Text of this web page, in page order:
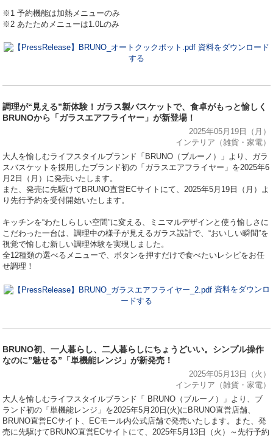
※1 予約機能は加熱メニューのみ
※2 あたためメニューは1.0Lのみ
資料をダウンロード
する
調理が“見える”新体験！ガラス製バスケットで、食卓がもっと愉しく
BRUNOから「ガラスエアフライヤー」が新登場！
2025年05月19日（月）
インテリア（雑貨・家電）
⼤⼈を愉しむライフスタイルブランド「BRUNO（ブルーノ）」より、ガラ
スバスケットを採用したブランド初の「ガラスエアフライヤー」を2025年6
月2日（月）に発売いたします。
また、発売に先駆けてBRUNO直営ECサイトにて、2025年5月19日（月）よ
り先⾏予約を受付開始いたします。
キッチンを“わたしらしい空間”に変える、ミニマルデザインと使う愉しさに
こだわった一台は、調理中の様子が見えるガラス設計で、“おいしい瞬間”を
視覚で愉しむ新しい調理体験を実現しました。
全12種類の選べるメニューで、ボタンを押すだけで食べたいレシピをお任
せ調理！
資料をダウンロ
ードする
BRUNO初、一人暮らし、二人暮らしにちょうどいい。シンプル操作
なのに”魅せる”「単機能レンジ」が新発売！
2025年05月13日（火）
インテリア（雑貨・家電）
⼤⼈を愉しむライフスタイルブランド「 BRUNO（ブルーノ）」より、ブ
ランド初の「単機能レンジ」を2025年5月20日(火)にBRUNO直営店舗、
BRUNO直営ECサイト、ECモール内公式店舗で発売いたします。また、発
売に先駆けてBRUNO直営ECサイトにて、2025年5月13日（火）～先行予約